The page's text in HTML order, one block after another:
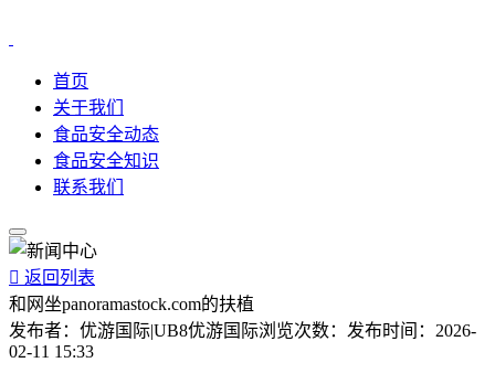
首页
关于我们
食品安全动态
食品安全知识
联系我们
 返回列表
和网坐panoramastock.com的扶植
发布者： 优游国际|UB8优游国际浏览次数： 发布时间： 2026-
02-11 15:33